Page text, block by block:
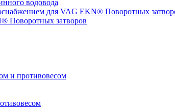
водовода
для VAG EKN® Поворотных
Поворотных затворов
и противовесом